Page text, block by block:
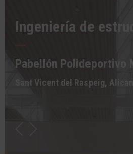
Ingeniería de
Pabellón Polideportivo
Sant Vicent del Raspeig,